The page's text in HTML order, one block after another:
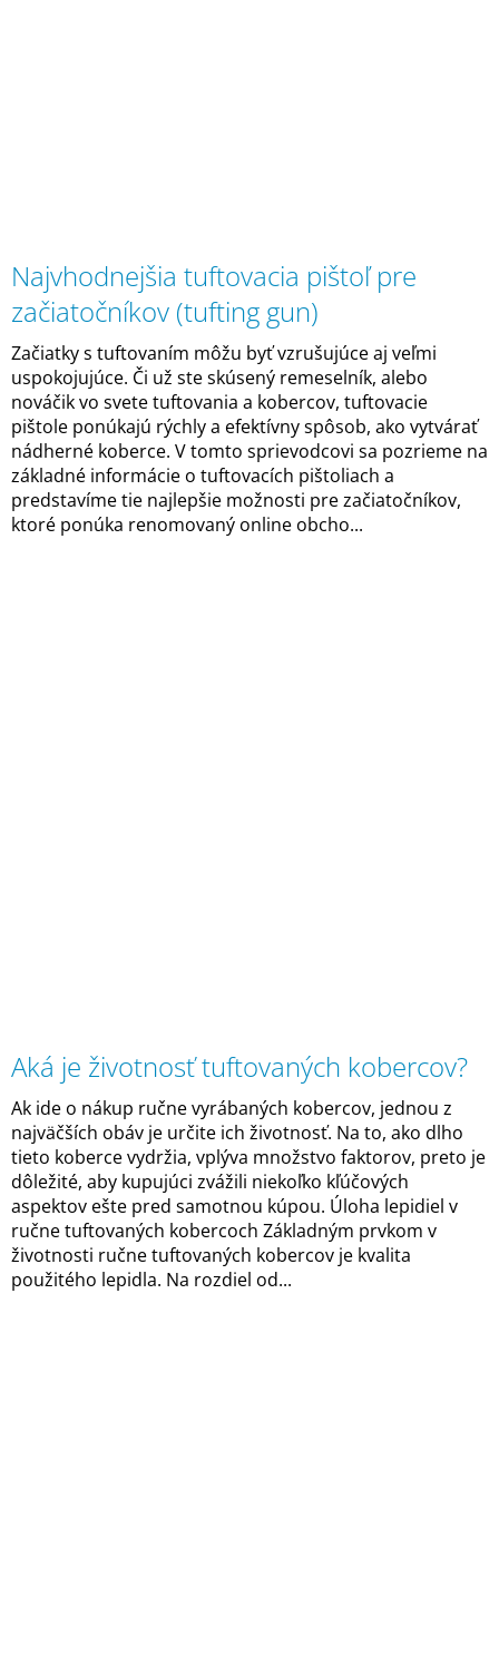
Najvhodnejšia tuftovacia pištoľ pre
začiatočníkov (tufting gun)
Začiatky s tuftovaním môžu byť vzrušujúce aj veľmi
uspokojujúce. Či už ste skúsený remeselník, alebo
nováčik vo svete tuftovania a kobercov, tuftovacie
pištole ponúkajú rýchly a efektívny spôsob, ako vytvárať
nádherné koberce. V tomto sprievodcovi sa pozrieme na
základné informácie o tuftovacích pištoliach a
predstavíme tie najlepšie možnosti pre začiatočníkov,
ktoré ponúka renomovaný online obcho...
Aká je životnosť tuftovaných kobercov?
Ak ide o nákup ručne vyrábaných kobercov, jednou z
najväčších obáv je určite ich životnosť. Na to, ako dlho
tieto koberce vydržia, vplýva množstvo faktorov, preto je
dôležité, aby kupujúci zvážili niekoľko kľúčových
aspektov ešte pred samotnou kúpou. Úloha lepidiel v
ručne tuftovaných kobercoch Základným prvkom v
životnosti ručne tuftovaných kobercov je kvalita
použitého lepidla. Na rozdiel od...